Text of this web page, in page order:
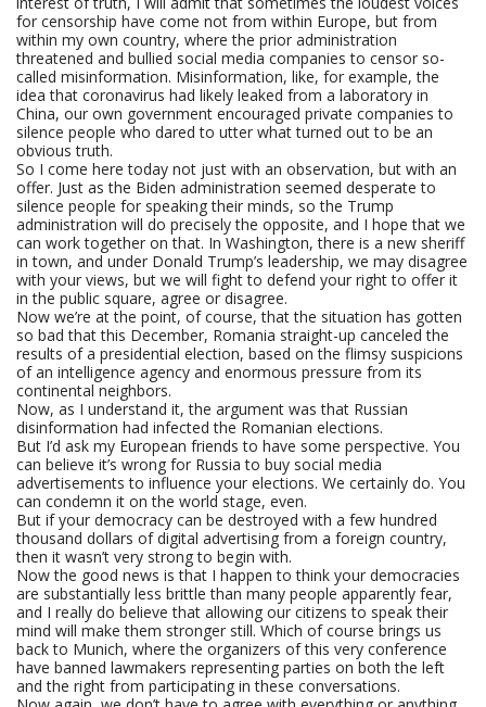
for censorship have come not from within Europe, but from
within my own country, where the prior administration
threatened and bullied social media companies to censor so-
called misinformation. Misinformation, like, for example, the
idea that coronavirus had likely leaked from a laboratory in
China, our own government encouraged private companies to
silence people who dared to utter what turned out to be an
obvious truth.
So I come here today not just with an observation, but with an
offer. Just as the Biden administration seemed desperate to
silence people for speaking their minds, so the Trump
administration will do precisely the opposite, and I hope that we
can work together on that. In Washington, there is a new sheriff
in town, and under Donald Trump’s leadership, we may disagree
with your views, but we will fight to defend your right to offer it
in the public square, agree or disagree.
Now we’re at the point, of course, that the situation has gotten
so bad that this December, Romania straight-up canceled the
results of a presidential election, based on the flimsy suspicions
of an intelligence agency and enormous pressure from its
continental neighbors.
Now, as I understand it, the argument was that Russian
disinformation had infected the Romanian elections.
But I’d ask my European friends to have some perspective. You
can believe it’s wrong for Russia to buy social media
advertisements to influence your elections. We certainly do. You
can condemn it on the world stage, even.
But if your democracy can be destroyed with a few hundred
thousand dollars of digital advertising from a foreign country,
then it wasn’t very strong to begin with.
Now the good news is that I happen to think your democracies
are substantially less brittle than many people apparently fear,
and I really do believe that allowing our citizens to speak their
mind will make them stronger still. Which of course brings us
back to Munich, where the organizers of this very conference
have banned lawmakers representing parties on both the left
and the right from participating in these conversations.